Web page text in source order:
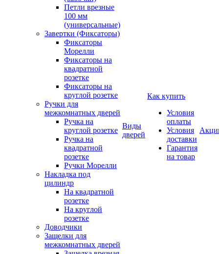
Петли врезные
100 мм
(универсальные)
Завертки (Фиксаторы)
Фиксаторы
Морелли
Фиксаторы на
квадратной
розетке
Фиксаторы на
круглой розетке
Ручки для
межкомнатных дверей
Ручка на
круглой розетке
Ручка на
квадратной
розетке
Ручки Морелли
Накладка под
цилиндр
На квадратной
розетке
На круглой
розетке
Доводчики
Защелки для
межкомнатных дверей
Виды
дверей
Как купить
Условия
оплаты
Условия
доставки
Гарантия
на товар